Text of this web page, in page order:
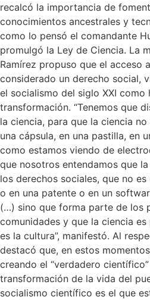
recalcó la importancia de
conocimientos ancestrales y
como lo pensó el comandante
promulgó la Ley de Ciencia. La
Ramírez propuso que el acceso
considerado un derecho social,
el socialismo del siglo XXI como
transformación. “Tenemos que
la ciencia, para que la ciencia
una cápsula, en una pastilla, en
como estamos viendo de
que nosotros entendamos que
los derechos sociales, que no
o en una patente o en un
(…) sino que forma parte de los
comunidades y que la ciencia
es la cultura”, manifestó. Al
destacó que, en estos
creando el “verdadero
transformación de la vida del
socialismo científico es el que